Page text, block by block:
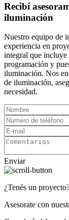
Recibí
iluminación
Nuestro equipo de
experiencia en
integral que incluye
programación y
iluminación. Nos
de iluminación,
necesidad.
Enviar
¿Tenés un
Asesorate con